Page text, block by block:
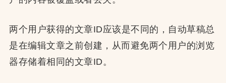
两个用户获得的文章ID应该是不同的，自动草稿总
是在编辑文章之前创建，从而避免两个用户的浏览
器存储着相同的文章ID。